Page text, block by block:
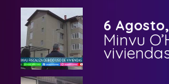
6
Minvu